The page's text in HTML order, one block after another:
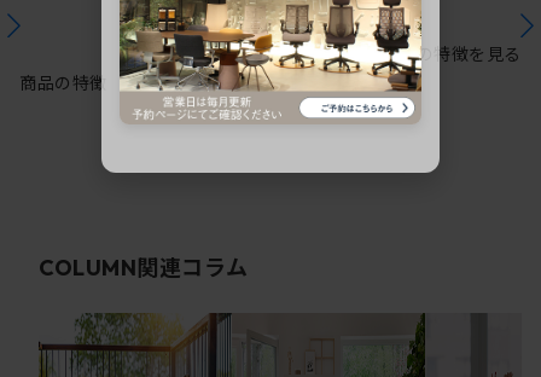
商品の特徴
シリーズの特徴を見る
COLUMN関連コラム